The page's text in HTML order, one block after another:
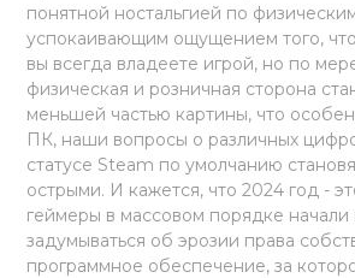
понятной ностальгией по
успокаивающим ощущением того,
вы всегда владеете игрой, но по
физическая и розничная сторона
меньшей частью картины, что
ПК, наши вопросы о различных
статусе Steam по умолчанию
острыми. И кажется, что 2024 год -
геймеры в массовом порядке начали
задумываться об эрозии права
программное обеспечение, за